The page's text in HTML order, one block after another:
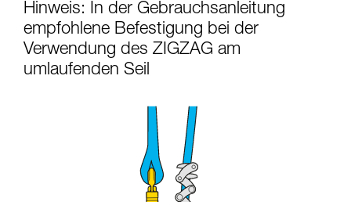
Training voraus. Prüfen Sie zusammen mit
einem Profi, ob Sie in der Lage sind, den
Vorgang alleine sicher zu wiederholen, bevor
Sie ihn eigenständig durchführen.
Wir geben Beispiele für die mit Ihrer Aktivität
beschrieben werden.
Hinweis: In der Gebrauchsanleitung
empfohlene Befestigung bei der
Verwendung des ZIGZAG am
umlaufenden Seil